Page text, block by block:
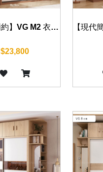
【現代簡約】VG M2 衣櫃 120/140/160/180/200cm
$23,800